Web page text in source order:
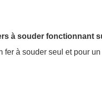
à souder fonctionnant
à souder seul et pour